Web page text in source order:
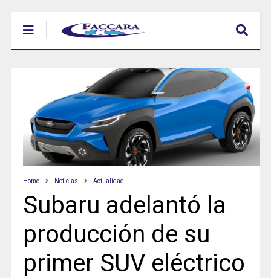
Home Noticias Actualidad
Subaru adelantó la
producción de su
primer SUV eléctrico